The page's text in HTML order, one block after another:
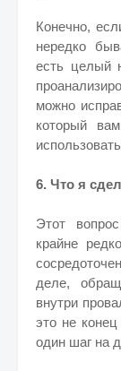
Конечно,
нередко
есть целый
можно
который
6. Что я
Этот
крайне
деле,
внутри
это не
один шаг на